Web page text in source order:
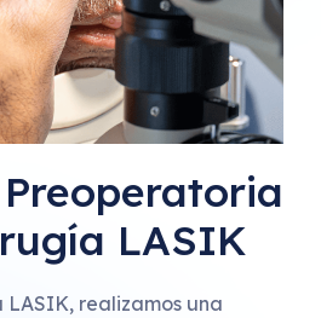
Preoperatoria
LASIK
realizamos una